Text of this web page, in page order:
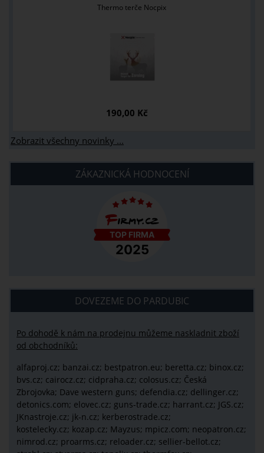
Thermo terče Nocpix
190,00 Kč
Zobrazit všechny novinky ...
ZÁKAZNICKÁ HODNOCENÍ
DOVEZEME DO PARDUBIC
Po dohodě k nám na prodejnu můžeme naskladnit zboží
od obchodníků:
alfaproj.cz; banzai.cz; bestpatron.eu; beretta.cz; binox.cz;
bvs.cz; cairocz.cz; cidpraha.cz; colosus.cz; Česká
Zbrojovka; Dave western guns; defendia.cz; dellinger.cz;
detonics.com; elovec.cz; guns-trade.cz; harrant.cz; JGS.cz;
JKnastroje.cz; jk-n.cz; kerberostrade.cz;
kostelecky.cz; kozap.cz; Mayzus; mpicz.com; neopatron.cz;
nimrod.cz; proarms.cz; reloader.cz; sellier-bellot.cz;